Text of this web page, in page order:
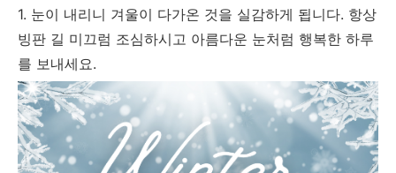
1. 눈이 내리니 겨울이 다가온 것을 실감하게 됩니다. 항상
빙판 길 미끄럼 조심하시고 아름다운 눈처럼 행복한 하루
를 보내세요.